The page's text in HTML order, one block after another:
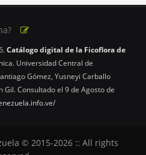
Catálogo digital de la Ficoflora de
Universidad Central de
Gómez, Yusneyi Carballo
Consultado el 9 de Agosto de
© 2015-2026 :: All rights